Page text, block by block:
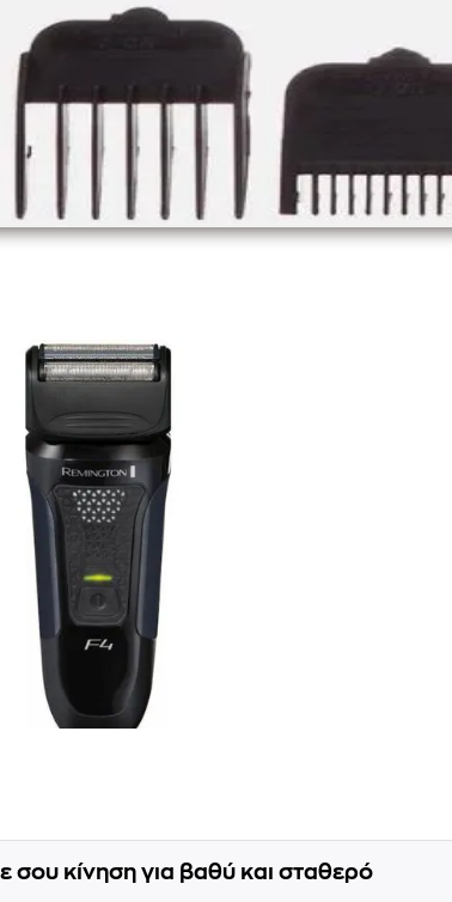
σου κίνηση για βαθύ και σταθερό